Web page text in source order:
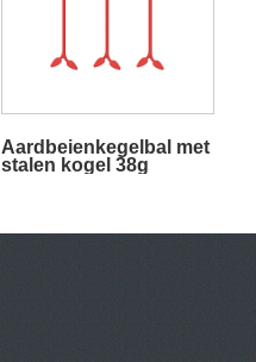
Aardbeienkegelbal met
stalen kogel 38g